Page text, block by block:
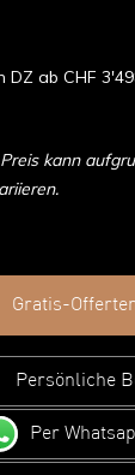
DZ ab CHF
kann
Gratis-
Persönliche
Per